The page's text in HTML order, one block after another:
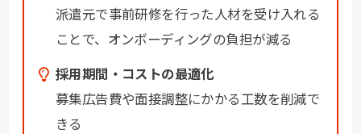
派遣元で事前研修を行った人材を受け入れる
ことで、オンボーディングの負担が減る
採用期間・コストの最適化
募集広告費や面接調整にかかる工数を削減で
きる